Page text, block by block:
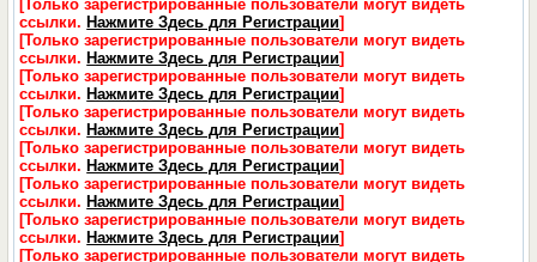
[Только зарегистрированные пользователи могут видеть
ссылки. Нажмите Здесь для Регистрации]
[Только зарегистрированные пользователи могут видеть
ссылки. Нажмите Здесь для Регистрации]
[Только зарегистрированные пользователи могут видеть
ссылки. Нажмите Здесь для Регистрации]
[Только зарегистрированные пользователи могут видеть
ссылки. Нажмите Здесь для Регистрации]
[Только зарегистрированные пользователи могут видеть
ссылки. Нажмите Здесь для Регистрации]
[Только зарегистрированные пользователи могут видеть
ссылки. Нажмите Здесь для Регистрации]
[Только зарегистрированные пользователи могут видеть
ссылки. Нажмите Здесь для Регистрации]
[Только зарегистрированные пользователи могут видеть